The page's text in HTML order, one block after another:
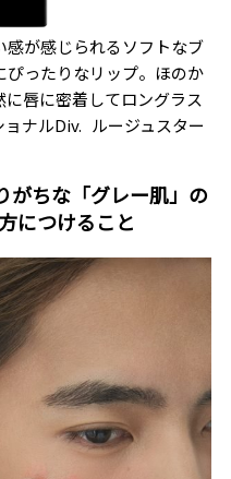
が感じられるソフトなブ
ぴったりなリップ。ほのか
唇に密着してロングラス
ナルDiv. ルージュスター
がちな「グレー肌」の
につけること